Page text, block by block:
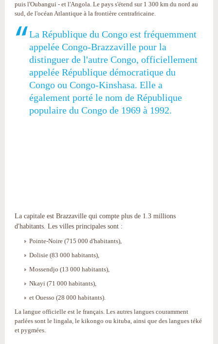
puis l'Oubangui - et l'Angola. Le pays s'étend sur 1 300 km du nord au
sud, de l'océan Atlantique à la frontière centrafricaine.
La République du Congo est fréquemment
appelée Congo-Brazzaville pour la
distinguer de l'autre Congo, officiellement
appelée République démocratique du
Congo ou Congo-Kinshasa. Elle a
également porté le nom de République
populaire du Congo de 1969 à 1992.
La capitale est Brazzaville qui compte plus de 1.3 millions
d'habitants. Les villes principales sont :
Pointe-Noire (715 000 d'habitants),
Dolisie (83 000 habitants),
Mossendjo (13 000 habitants),
Nkayi (71 000 habitants),
et Ouesso (28 000 habitants).
La langue officielle est le français. Les autres langues couramment
parlées sont le lingala, le kikongo ou kituba, ainsi que des langues téké
et pygmées.